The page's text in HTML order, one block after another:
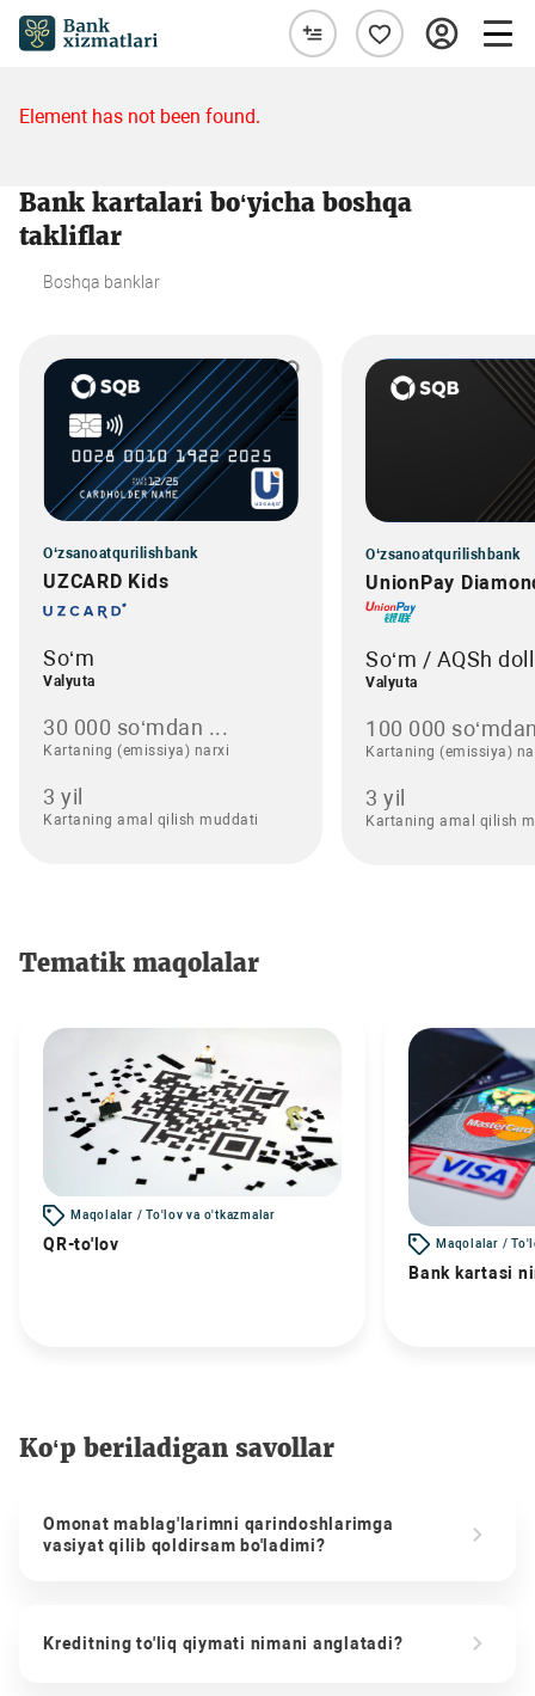
Element has not been found.
Bank kartalari bo‘yicha boshqa
takliflar
Boshqa banklar
O‘zsanoatqurilishbank
UZCARD Kids
So‘m
Valyuta
30 000 so‘mdan ...
Kartaning (emissiya) narxi
3 yil
Kartaning amal qilish muddati
O‘zsanoatqurilishbank
UnionPay
So‘m / AQSh
Valyuta
100 000
Kartaning (emissiya)
3 yil
Kartaning amal qilish
Tematik maqolalar
Maqolalar / To'lov va o'tkazmalar
QR-to'lov Maqolalar /
Bank kartasi
Ko‘p beriladigan savollar
Omonat mablag'larimni qarindoshlarimga
vasiyat qilib qoldirsam bo'ladimi?
Kreditning to'liq qiymati nimani anglatadi?